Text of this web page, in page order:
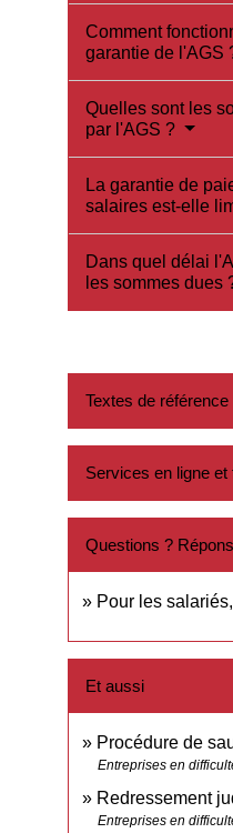
Comment
garantie de l'AGS
Quelles sont les
par l'AGS ?
La garantie de
salaires est-elle
Dans quel délai
les sommes dues
Textes de référence
Services en ligne et
Questions ?
Pour les
Et aussi
Procédure de
Entreprises en
Redressement
Entreprises en